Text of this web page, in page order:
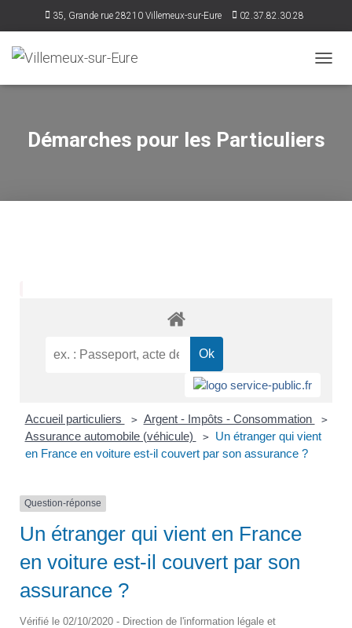
35, Grande rue 28210 Villemeux-sur-Eure 02.37.82.30.28
É
E
N
Démarches pour les Particuliers
Accueil particuliers > Argent - Impôts - Consommation >
Assurance automobile (véhicule) >
Un étranger qui vient
en France en voiture est-il couvert par son assurance ?
Question-réponse
Un étranger qui vient en France
en voiture est-il couvert par son
assurance ?
Vérifié le 02/10/2020 - Direction de l'information légale et